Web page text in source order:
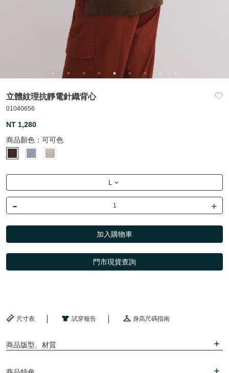
立體紋理抗靜電針織背心
01040656
NT 1,280
商品顏色： 可可色
L
- +
加入購物車
門市現貨查詢
尺寸表 試穿報告 身高尺碼指南
商品版型、材質